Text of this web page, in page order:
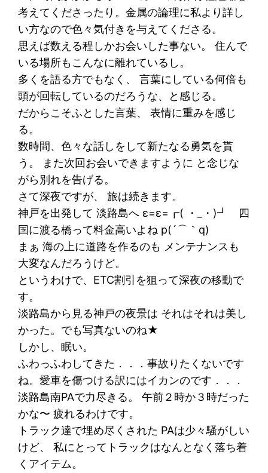
考えてくださったり。金属の論理に私より詳し
い方なので色々気付きを与えてくださる。
思えば数える程しかお会いした事ない。 住んで
いる場所もこんなに離れているし。
多くを語る方でもなく、 言葉にしている何倍も
頭が回転しているのだろうな、と感じる。
だからこそふとした言葉、 表情に重みを感じ
る。
数時間、色々な話しをして新たなる勇気を貰
う。 また次回お会いできますように と念じな
がら別れを告げる。
さて深夜ですが、 旅は続きます。
神戸を出発して 淡路島へ ε=ε=┏( ・_・)┛ 四
国に渡る橋って料金高いよね p(´⌒｀q)
まぁ 海の上に道路を作るのも メンテナンスも
大変なんだろうけど。
というわけで、ETC割引を狙って深夜の移動で
す。
淡路島から見る神戸の夜景は それはそれは美し
かった。でも写真ないのね★
しかし、眠い。
ふわっふわしてきた．．．事故りたくないです
ね。愛車を傷つける訳にはイカンのです．．．
淡路島南PAで力尽きる。 午前２時か３時だった
かな〜 疲れるわけです。
トラック達で埋め尽くされた PAは少々騒がしい
けど、 私にとってトラックはなんとなく落ち着
くアイテム。